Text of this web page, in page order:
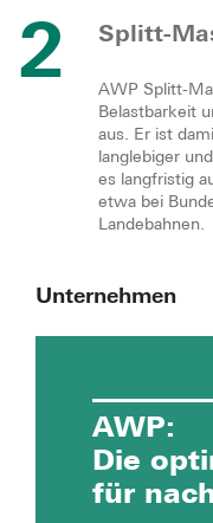
2 Splitt-
AWP Splitt-
Belastbarkeit
aus. Er ist
langlebiger
es langfristig
etwa bei
Landebahnen.
Unternehmen
AWP:
Die
für